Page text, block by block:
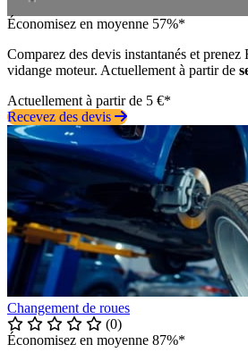
Économisez en moyenne 57%*
Comparez des devis instantanés et
vidange moteur. Actuellement à partir de
Actuellement à partir de 5 €*
Recevez des devis
Changement de roues
(0)
Économisez en moyenne 87%*